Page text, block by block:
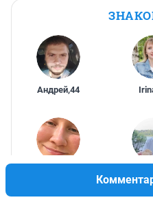
Андрей,44